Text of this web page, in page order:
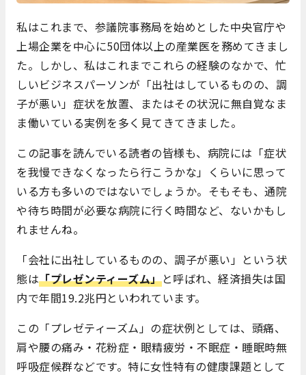
私はこれまで、参議院事務局を始めとした中央官庁や
上場企業を中心に50団体以上の産業医を務めてきまし
た。しかし、私はこれまでこれらの経験のなかで、忙
しいビジネスパーソンが「出社はしているものの、調
子が悪い」症状を放置、またはその状況に無自覚なま
ま働いている実例を多く見てきてきました。
この記事を読んでいる読者の皆様も、病院には「症状
を我慢できなくなったら行こうかな」くらいに思って
いる方も多いのではないでしょうか。そもそも、通院
や待ち時間が必要な病院に行く時間など、ないかもし
れませんね。
「会社に出社しているものの、調子が悪い」という状
態は「プレゼンティーズム」と呼ばれ、経済損失は国
内で年間19.2兆円といわれています。
この「プレゼティーズム」の症状例としては、頭痛、
肩や腰の痛み・花粉症・眼精疲労・不眠症・睡眠時無
呼吸症候群などです。特に女性特有の健康課題として